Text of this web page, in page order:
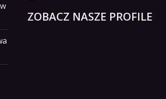
ZOBACZ NASZE PROFILE